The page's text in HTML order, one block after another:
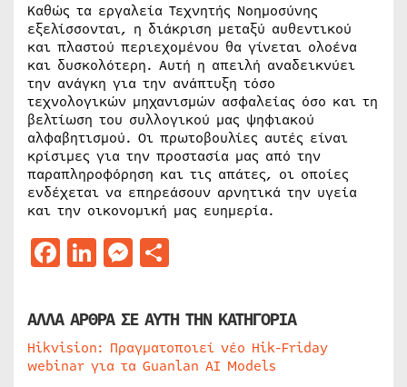
Καθώς τα εργαλεία Τεχνητής Νοημοσύνης
εξελίσσονται, η διάκριση μεταξύ αυθεντικού
και πλαστού περιεχομένου θα γίνεται ολοένα
και δυσκολότερη. Αυτή η απειλή αναδεικνύει
την ανάγκη για την ανάπτυξη τόσο
τεχνολογικών μηχανισμών ασφαλείας όσο και τη
βελτίωση του συλλογικού μας ψηφιακού
αλφαβητισμού. Οι πρωτοβουλίες αυτές είναι
κρίσιμες για την προστασία μας από την
παραπληροφόρηση και τις απάτες, οι οποίες
ενδέχεται να επηρεάσουν αρνητικά την υγεία
και την οικονομική μας ευημερία.
Facebook
LinkedIn
Messenger
ΑΛΛΑ ΑΡΘΡΑ ΣΕ ΑΥΤΗ ΤΗΝ ΚΑΤΗΓΟΡΙΑ
Hikvision: Πραγματοποιεί νέο Hik-Friday
webinar για τα Guanlan AI Models